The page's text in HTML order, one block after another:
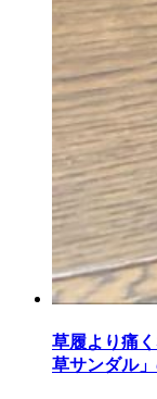
草履より痛
草サンダル